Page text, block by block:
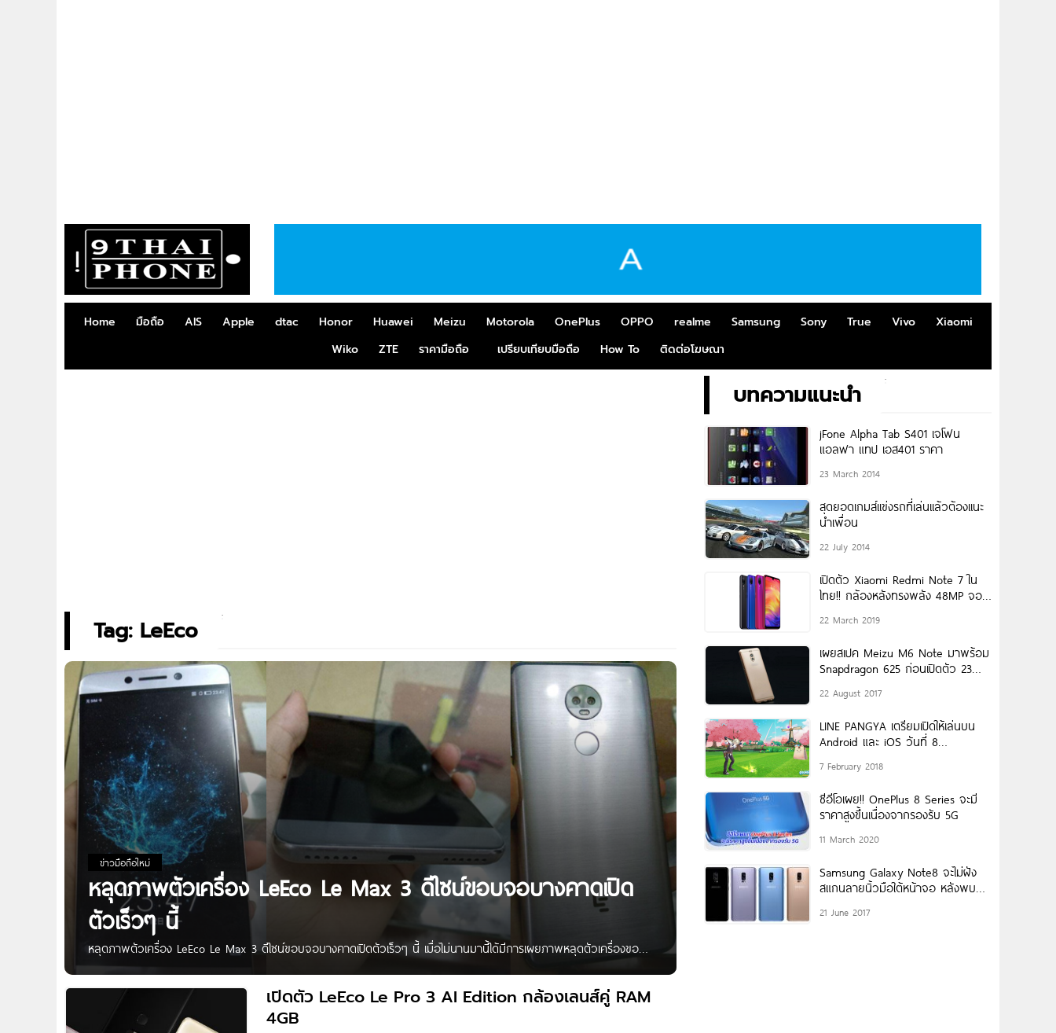
Home มือถือ AIS Apple dtac Honor Huawei Meizu Motorola OnePlus OPPO realme Samsung Sony True Vivo
Xiaomi
Wiko
ZTE ราคามือถือ เปรียบเทียบมือถือ How To ติดต่อโฆษณา
Tag: LeEco
ข่าวมือถือใหม่
หลุดภาพตัวเครื่อง LeEco Le Max 3 ดีไซน์ขอบจอบางคาดเปิด
ตัวเร็วๆ นี้
หลุดภาพตัวเครื่อง LeEco Le Max 3 ดีไซน์ขอบจอบางคาดเปิดตัวเร็วๆ นี้ เมื่อไม่นานมานี้ได้มีการเผยภาพหลุดตัวเครื่องของ
LeEco รุ่น Le Max 3 ที่มาพร้อมกับดีไซน์เน้นให้ความสำคัญกับจอแสดงผลโดยการทำขนาดขอบจอให้เล็กลงพร้อมด้วยกล้อง
หลังแบบคู่ความละเอียด 13 ล้านพิเซล และยังมีระบบสแกนรายนิ้วมือที่ด้านหลังตัวเครื่องอีกด้วย สเปคเบื้องต้นของ LeEco Le
Max 3 – กล้องหลังแบบคู่ 13 ล้านพิกเซล – กล้องหน้า 16 ล้านพิกเซล
เปิดตัว LeEco Le Pro 3 AI Edition กล้องเลนส์คู่ RAM
4GB
บทความแนะนำ
jFone Alpha Tab S401 เจโฟน
แอลฟา แทป เอส401 ราคา
23 March 2014
สุดยอดเกมส์เเข่งรถที่เล่นเเล้วต้องเเนะ
นำเพื่อน
22 July 2014
เปิดตัว Xiaomi Redmi Note 7 ใน
ไทย!! กล้องหลังทรงพลัง 48MP จอ
22 March 2019
เผยสเปค Meizu M6 Note มาพร้อม
Snapdragon 625 ก่อนเปิดตัว 23
22 August 2017
LINE PANGYA เตรียมเปิดให้เล่นบน
Android และ iOS วันที่ 8
7 February 2018
ซีอีโอเผย!! OnePlus 8 Series จะมี
ราคาสูงขึ้นเนื่องจากรองรับ 5G
11 March 2020
Samsung Galaxy Note8 จะไม่ฝัง
สแกนลายนิ้วมือใต้หน้าจอ หลังพบ
21 June 2017